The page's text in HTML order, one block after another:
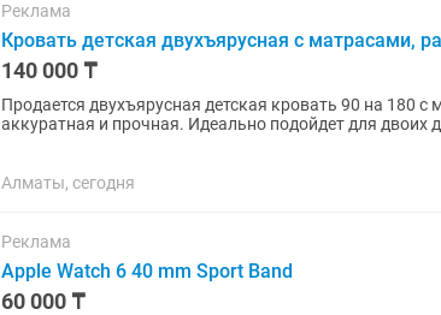
Реклама
Кровать детская двухъярусная с матрасами,
140 000 ₸
Продается двухъярусная детская кровать 90 на 180
аккуратная и прочная. Идеально подойдет для двоих детей. Продаем, так как дети выросли.
Алматы, сегодня
Реклама
Apple Watch 6 40 mm Sport Band
60 000 ₸